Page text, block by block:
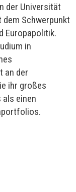
der Universität
Schwerpunkt
Europapolitik.
in
an der
ihr großes
einen